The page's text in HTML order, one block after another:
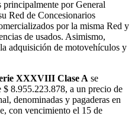
por General
Red de Concesionarios
por la misma Red y
de usados. Asimismo,
adquisición de motovehículos y
XXXVIII Clase A se
8.955.223.878, a un precio de
denominadas y pagaderas en
con vencimiento el 15 de